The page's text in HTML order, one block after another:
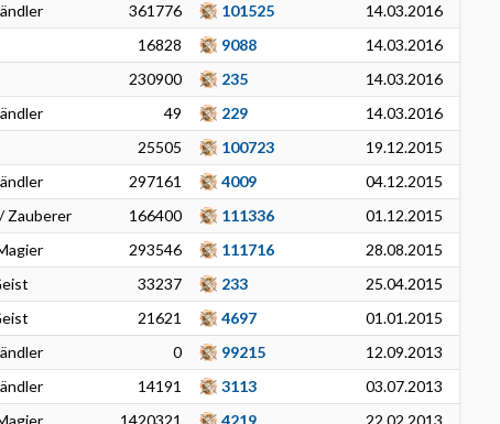
361776 101525
14.03.2016
16828 9088
14.03.2016
230900 235
14.03.2016
49 229
14.03.2016
25505 100723
19.12.2015
297161 4009
04.12.2015
Zauberer 166400 111336
01.12.2015
293546 111716
28.08.2015
33237 233
25.04.2015
21621 4697
01.01.2015
0 99215
12.09.2013
14191 3113
03.07.2013
1420321 4219 22.02.2013